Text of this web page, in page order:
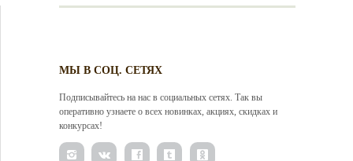
МЫ В СОЦ. СЕТЯХ
Подписывайтесь на нас в социальных сетях. Так вы
оперативно узнаете о всех новинках, акциях, скидках и
конкурсах!